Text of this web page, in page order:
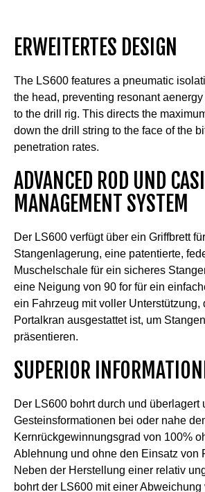
ERWEITERTES DESIGN
The LS600 features a pneumatic
the head, preventing resonant
to the drill rig. This directs the
down the drill string to the face of the
penetration rates.
ADVANCED ROD UND
MANAGEMENT SYSTEM
Der LS600 verfügt über ein Griffbrett
Stangenlagerung, eine patentierte,
Muschelschale für ein sicheres
eine Neigung von 90 for für ein
ein Fahrzeug mit voller Unterstützung,
Portalkran ausgestattet ist, um
präsentieren.
SUPERIOR
Der LS600 bohrt durch und überlagert
Gesteinsformationen bei oder nahe
Kernrückgewinnungsgrad von 100%
Ablehnung und ohne den Einsatz von
Neben der Herstellung einer relativ
bohrt der LS600 mit einer